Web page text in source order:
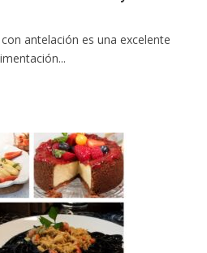
antelación es una excelente